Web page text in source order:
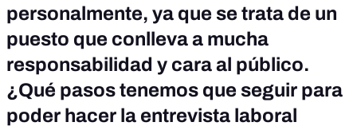
personalmente, ya que se trata de un
puesto que conlleva a mucha
responsabilidad y cara al público.
¿Qué pasos tenemos que seguir para
poder hacer la entrevista laboral